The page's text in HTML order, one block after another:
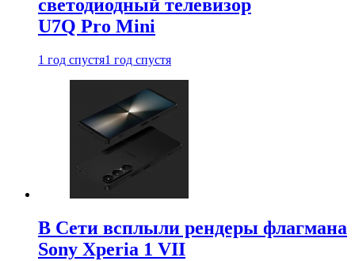
светодиодный телевизор
U7Q Pro Mini
1 год спустя1 год спустя
В Сети всплыли рендеры флагмана
Sony Xperia 1 VII